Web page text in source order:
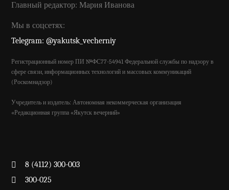
Главный редактор: Мария Иванова
Мы в соцсетях:
Telegram: @yakutsk_vecherniy
Регистрационный номер ПИ №ФС77-54941 Федеральной службы по надзору в
сфере связи, информационных технологий и массовых коммуникаций
(Роскомнадзор)
Учредитель и издатель: Автономная некоммерческая организация
«Редакционная группа «Якутск вечерний»
8 (4112) 300-003
300-025